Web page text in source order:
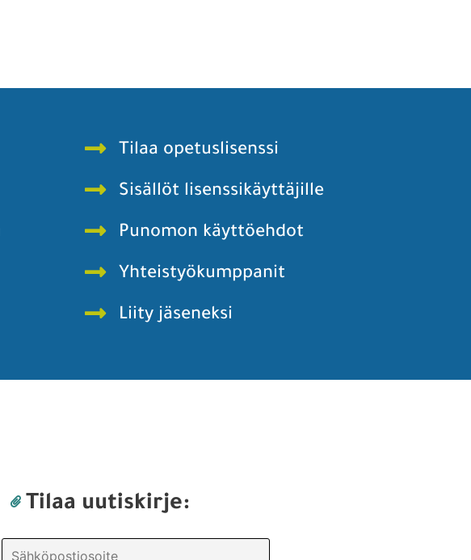
Tilaa opetuslisenssi
Sisällöt lisenssikäyttäjille
Punomon käyttöehdot
Yhteistyökumppanit
Liity jäseneksi
Tilaa uutiskirje: